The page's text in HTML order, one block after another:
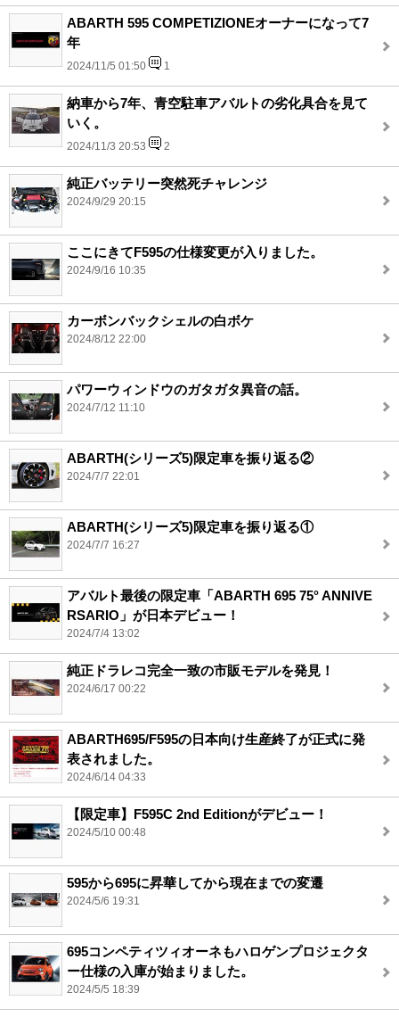
ABARTH 595 COMPETIZIONEオーナーになって7
年
2024/11/5 01:50 1
納車から7年、青空駐車アバルトの劣化具合を見て
いく。
2024/11/3 20:53 2
純正バッテリー突然死チャレンジ
2024/9/29 20:15
ここにきてF595の仕様変更が入りました。
2024/9/16 10:35
カーボンバックシェルの白ボケ
2024/8/12 22:00
パワーウィンドウのガタガタ異音の話。
2024/7/12 11:10
ABARTH(シリーズ5)限定車を振り返る②
2024/7/7 22:01
ABARTH(シリーズ5)限定車を振り返る①
2024/7/7 16:27
アバルト最後の限定車「ABARTH 695 75° ANNIVE
RSARIO」が日本デビュー！
2024/7/4 13:02
純正ドラレコ完全一致の市販モデルを発見！
2024/6/17 00:22
ABARTH695/F595の日本向け生産終了が正式に発
表されました。
2024/6/14 04:33
【限定車】F595C 2nd Editionがデビュー！
2024/5/10 00:48
595から695に昇華してから現在までの変遷
2024/5/6 19:31
695コンペティツィオーネもハロゲンプロジェクタ
ー仕様の入庫が始まりました。
2024/5/5 18:39